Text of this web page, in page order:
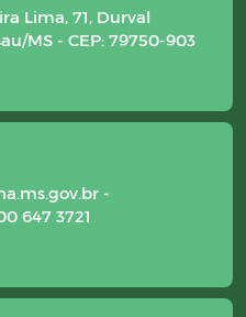
Lima, 71, Durval
MS - CEP: 79750-903
-
647 3721